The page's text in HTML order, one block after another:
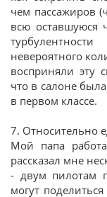
чем пассажиров
всю оставшуюся
невероятного
восприняли эту
что в салоне
в первом классе.
7. Относительно
Мой папа
рассказал мне
- двум пилотам
могут